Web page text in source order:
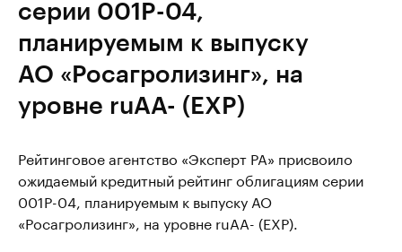
серии 001P-04,
планируемым к выпуску
АО «Росагролизинг», на
уровне ruАA- (EXP)
Рейтинговое агентство «Эксперт РА» присвоило
ожидаемый кредитный рейтинг облигациям серии
001P-04, планируемым к выпуску АО
«Росагролизинг», на уровне ruАA- (EXP).